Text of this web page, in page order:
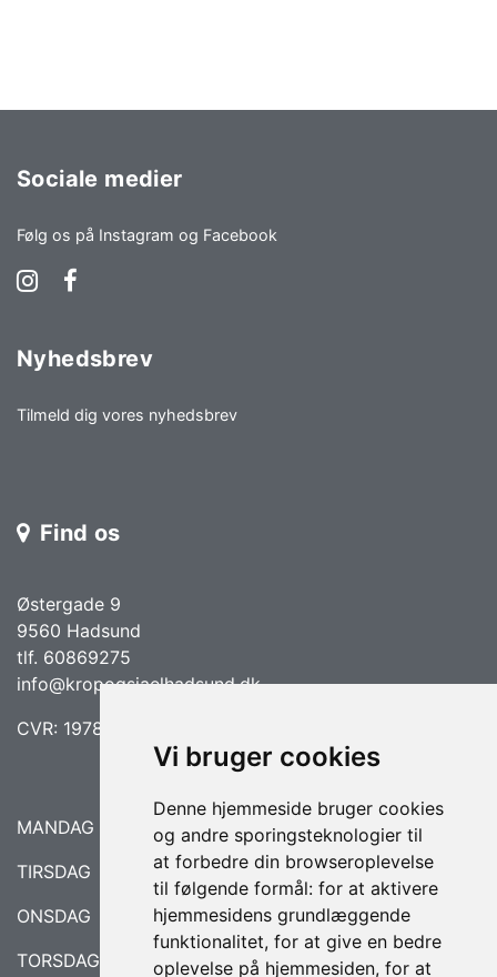
Vi bruger cookies
Denne hjemmeside bruger cookies
og andre sporingsteknologier til
at forbedre din browseroplevelse
til følgende formål: for at aktivere
hjemmesidens grundlæggende
funktionalitet, for at give en bedre
oplevelse på hjemmesiden, for at
Sociale medier
Følg os på Instagram og Facebook
Nyhedsbrev
Tilmeld dig vores nyhedsbrev
Find os
Østergade 9
9560 Hadsund
tlf. 60869275
info@kropogsjaelhadsund.dk
CVR: 19786234
MANDAG LUKKET
TIRSDAG 08.30 - 17.00
ONSDAG 09.00 - 18.00
TORSDAG 09.00 - 17.00